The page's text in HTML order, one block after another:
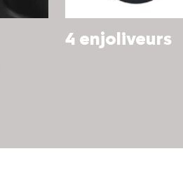
4 enjoliveurs